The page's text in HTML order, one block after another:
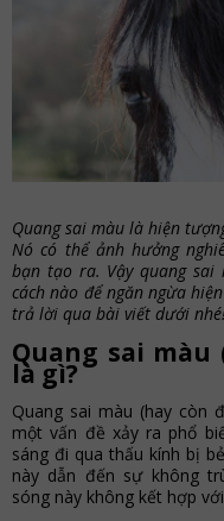
Quang sai màu là hiện
Nó có thể ảnh hưởng
bạn tạo ra. Vậy quang
cách nào để ngăn ngừa
trả lời qua bài viết dưới
Quang sai
là gì?
Quang sai màu (hay còn
một vấn đề xảy ra phổ
sáng đi qua thấu kính bị
này dẫn đến sự không
sóng này không kết hợp